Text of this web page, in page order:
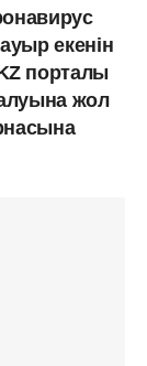
екенін
порталы
жол